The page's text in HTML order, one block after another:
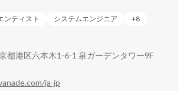
ンティスト システムエンジニア +8
ja-jp
都港区六本木1-6-1 泉ガーデンタワー9F